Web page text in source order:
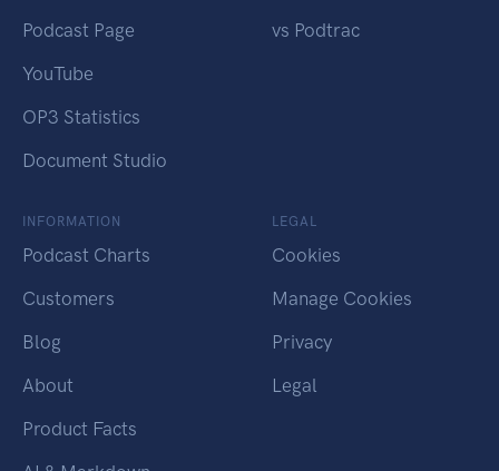
Podcast Page
YouTube
OP3 Statistics
Document Studio
vs Podtrac
INFORMATION
Podcast Charts
Customers
Blog
About
Product Facts
LEGAL
Cookies
Manage Cookies
Privacy
Legal